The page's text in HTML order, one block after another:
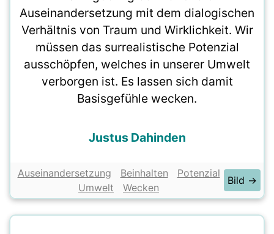
Auseinandersetzung mit dem dialogischen
Verhältnis von Traum und Wirklichkeit. Wir
müssen das surrealistische Potenzial
ausschöpfen, welches in unserer Umwelt
verborgen ist. Es lassen sich damit
Basisgefühle wecken.
Justus Dahinden
Auseinandersetzung Beinhalten
Potenzial
Umwelt
Wecken
Bild →